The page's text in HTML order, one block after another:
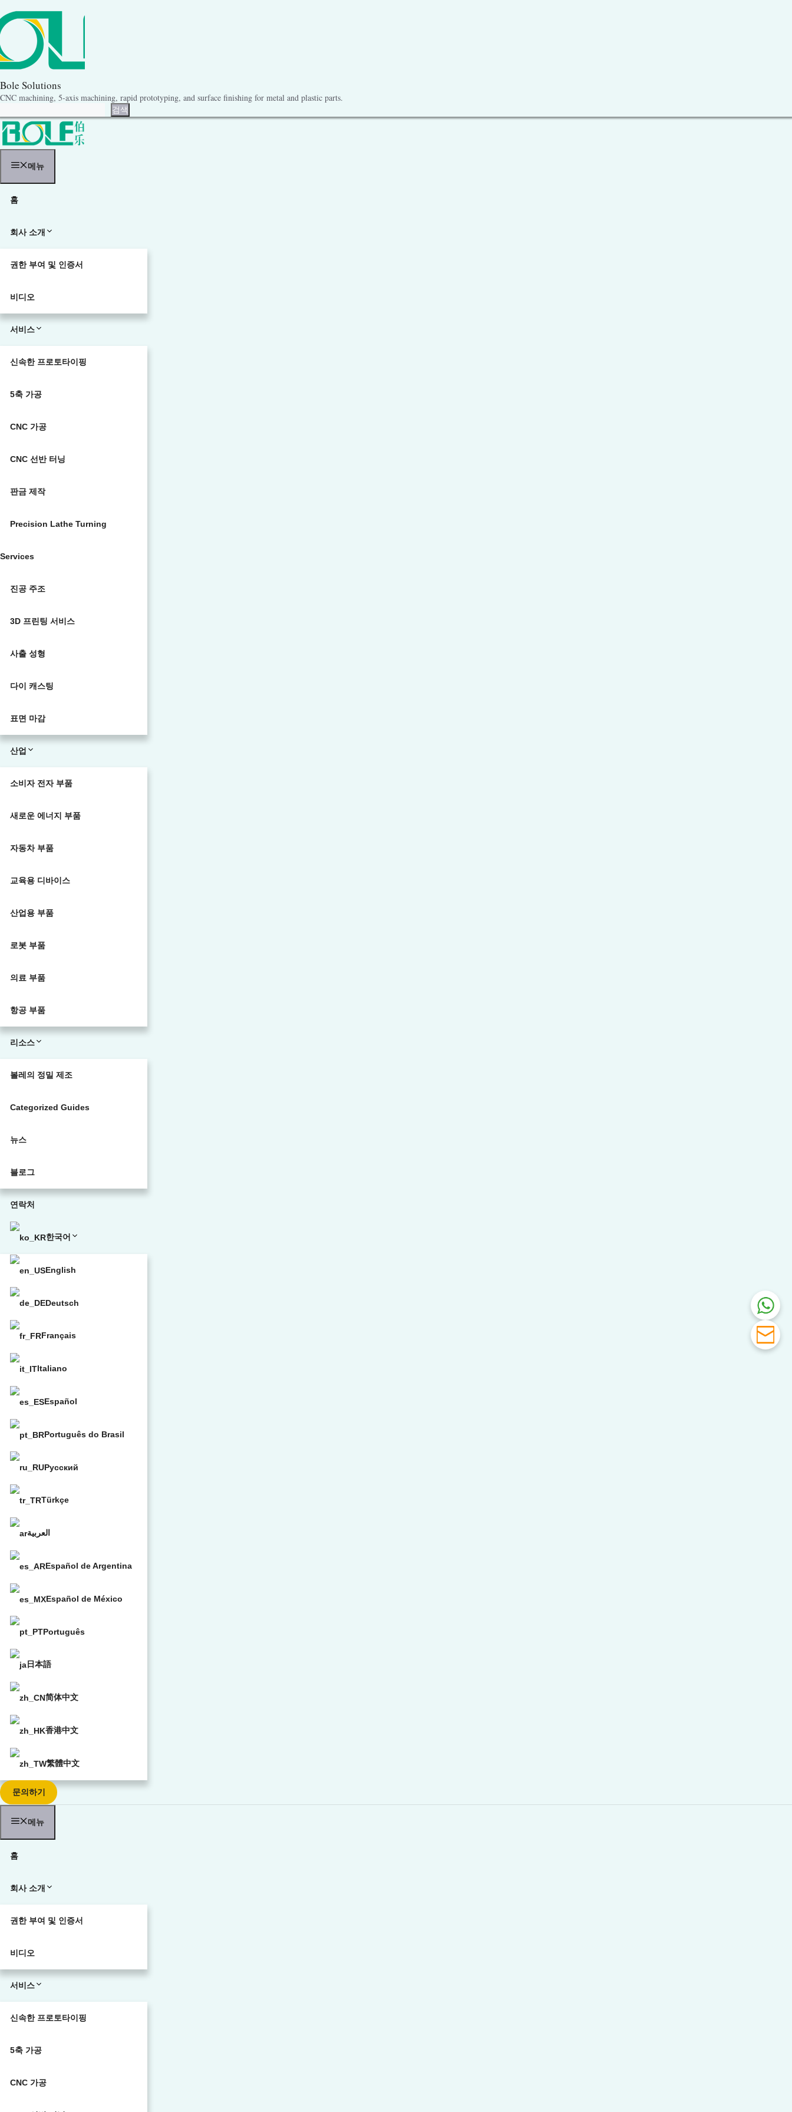
텐
츠
건
너
뛰
기
Bole Solutions
CNC machining, 5-axis machining, rapid prototyping, and surface finishing for metal and plastic parts.
검색
메뉴
홈
회사 소개
권한 부여 및 인증서
비디오
서비스
신속한 프로토타이핑
5축 가공
CNC 가공
CNC 선반 터닝
판금 제작
Precision Lathe Turning
Services
진공 주조
3D 프린팅 서비스
사출 성형
다이 캐스팅
표면 마감
산업
소비자 전자 부품
새로운 에너지 부품
자동차 부품
교육용 디바이스
산업용 부품
로봇 부품
의료 부품
항공 부품
리소스
볼레의 정밀 제조
Categorized Guides
뉴스
블로그
연락처
한국어
English
Deutsch
Français
Italiano
Español
Português do Brasil
Русский
Türkçe
العربية
Español de Argentina
Español de México
Português
日本語
简体中文
香港中文
繁體中文
문의하기
메뉴
홈
회사 소개
권한 부여 및 인증서
비디오
서비스
신속한 프로토타이핑
5축 가공
CNC 가공